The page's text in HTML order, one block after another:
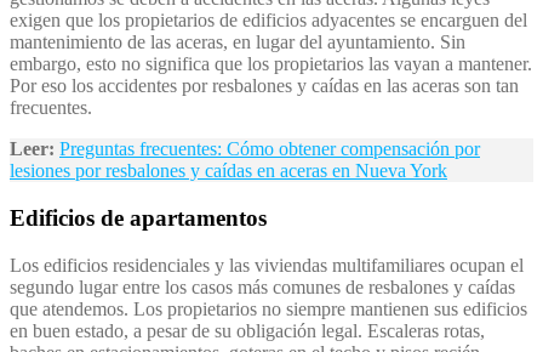
exigen que los propietarios de edificios adyacentes se encarguen del
mantenimiento de las aceras, en lugar del ayuntamiento. Sin
embargo, esto no significa que los propietarios las vayan a mantener.
Por eso los accidentes por resbalones y caídas en las aceras son tan
frecuentes.
Leer: Preguntas frecuentes: Cómo obtener compensación por
lesiones por resbalones y caídas en aceras en Nueva York
Edificios de apartamentos
Los edificios residenciales y las viviendas multifamiliares ocupan el
segundo lugar entre los casos más comunes de resbalones y caídas
que atendemos. Los propietarios no siempre mantienen sus edificios
en buen estado, a pesar de su obligación legal. Escaleras rotas,